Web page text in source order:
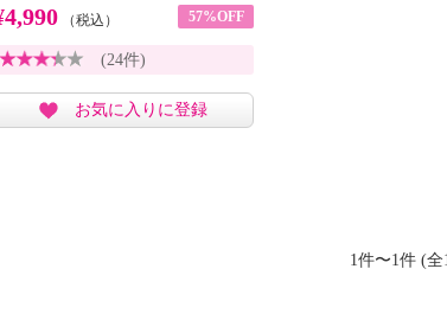
（税込） 57%OFF
(24件)
お気に入りに登録
1件〜1件 (全